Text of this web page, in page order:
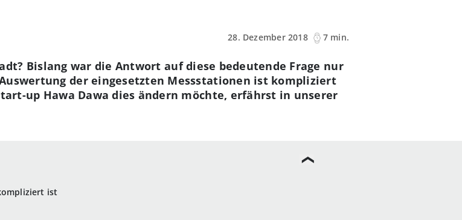
28. Dezember 2018
7 min.
ist
Bislang war die Antwort auf diese bedeutende Frage nur
der eingesetzten Messstationen ist kompliziert
up Hawa Dawa dies ändern möchte, erfährst in unserer